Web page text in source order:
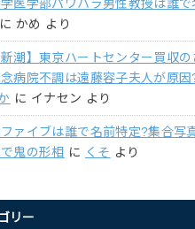
医学部パワハラ男性教授は誰で
にかめ より
新潮】東京ハートセンター買収の
病院不調は遠藤容子夫人が原因
に イナセン より
ァイブは誰で名前特定?集合写
鬼の形相 に くそ より
リー